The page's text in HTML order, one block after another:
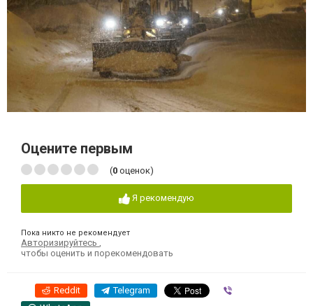
Оцените первым
(0 оценок)
Я рекомендую
Пока никто не рекомендует
Авторизируйтесь ,
чтобы оценить и порекомендовать
Reddit Telegram